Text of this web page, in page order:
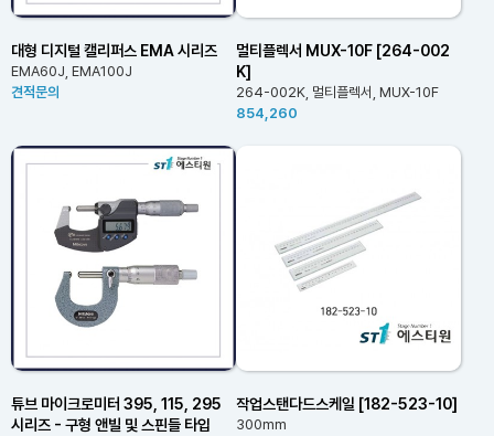
대형 디지털 캘리퍼스 EMA 시리즈
EMA60J, EMA100J
견적문의
멀티플렉서 MUX-10F [264-002
K]
264-002K, 멀티플렉서, MUX-10F
854,260
튜브 마이크로미터 395, 115, 295
시리즈 - 구형 앤빌 및 스핀들 타입
작업스탠다드스케일 [182-523-10]
300mm